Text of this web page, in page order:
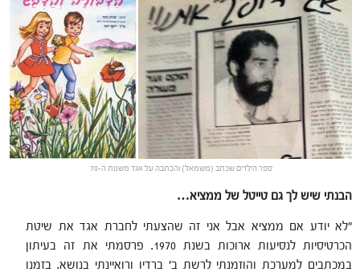
ספר הילדים שכתב (משמאל) והכתבה על אגד משנות ה-70
הבנתי שיש לך גם טייטל של ממציא…
"לא יודע אם ממציא אבל אני זה שהצעתי לחברת אגד את שיטת
הכרטיסיות לנסיעות ארוכות בשנת 1970. פרסמתי את זה בעיתון
במכתבים למערכת והוזמנתי לרשת ב' ברדיו ורואיינתי בנושא. בזמנו